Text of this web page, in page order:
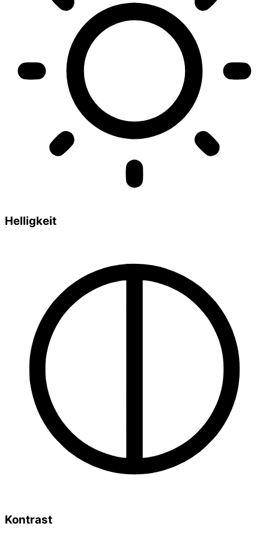
Helligkeit
Kontrast